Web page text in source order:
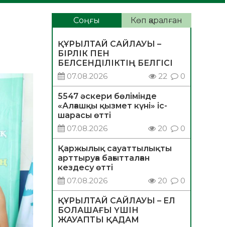
Соңғы Көп қаралған
ҚҰРЫЛТАЙ САЙЛАУЫ –
БІРЛІК ПЕН
БЕЛСЕНДІЛІКТІҢ БЕЛГІСІ
07.08.2026
22 0
5547 әскери бөлімінде
«Алғашқы қызмет күні» іс-
шарасы өтті
07.08.2026
20 0
Қаржылық сауаттылықты
арттыруға бағытталған
кездесу өтті
07.08.2026
20 0
ҚҰРЫЛТАЙ САЙЛАУЫ – ЕЛ
БОЛАШАҒЫ ҮШІН
ЖАУАПТЫ ҚАДАМ